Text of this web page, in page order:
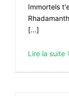
Immortels
[...]
Lire la suite